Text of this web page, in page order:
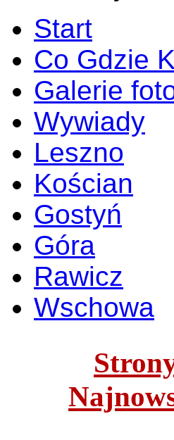
Start
Co Gdzie
Galerie
Wywiady
Leszno
Kościan
Gostyń
Góra
Rawicz
Wschowa